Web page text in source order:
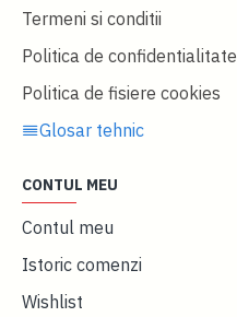
Termeni si conditii
Politica de confidentialitate
Politica de fisiere cookies
Glosar tehnic
CONTUL MEU
Contul meu
Istoric comenzi
Wishlist